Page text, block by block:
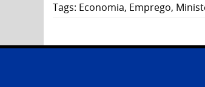
Tags: Economia, Emprego,